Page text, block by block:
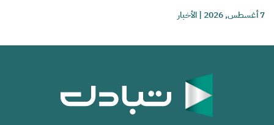
7 أغسطس, 2026 |الأخبار